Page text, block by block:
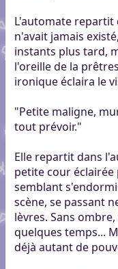
L'automate repartit
n'avait jamais
instants plus tard,
l'oreille de la
ironique éclaira le
"Petite maligne,
tout prévoir."
Elle repartit dans
petite cour éclairée
semblant
scène, se passant
lèvres. Sans
quelques temps...
déjà autant de